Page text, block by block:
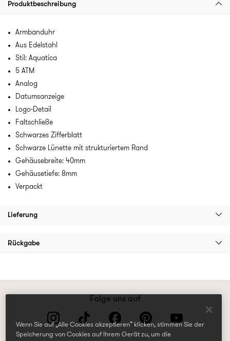
Produktbeschreibung
Armbanduhr
Aus Edelstahl
Stil: Aquatica
5 ATM
Analog
Datumsanzeige
Logo-Detail
Faltschließe
Schwarzes Zifferblatt
Schwarze Lünette mit strukturiertem Rand
Gehäusebreite: 40mm
Gehäusetiefe: 8mm
Verpackt
Lieferung
Rückgabe
Folge uns auf
Wenn Sie auf „Alle Cookies akzeptieren“ klicken, stimmen Sie der
Speicherung von Cookies auf Ihrem Gerät zu, um die